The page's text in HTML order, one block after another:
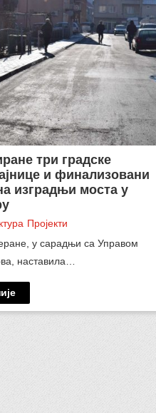
три градске
и финализовани
изградњи моста у
Пројекти
у сарадњи са Управом
наставила…